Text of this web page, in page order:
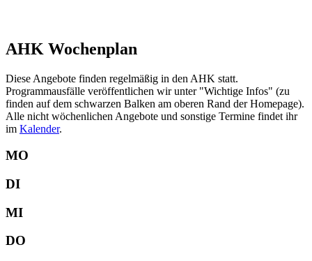
AHK Wochenplan
Diese Angebote finden regelmäßig in den AHK statt.
Programmausfälle veröffentlichen wir unter "Wichtige Infos" (zu
finden auf dem schwarzen Balken am oberen Rand der Homepage).
Alle nicht wöchenlichen Angebote und sonstige Termine findet ihr
im Kalender.
MO
DI
MI
DO